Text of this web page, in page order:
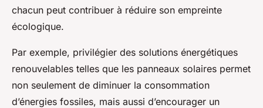
chacun peut contribuer à réduire son empreinte
écologique.
Par exemple, privilégier des solutions énergétiques
renouvelables telles que les panneaux solaires permet
non seulement de diminuer la consommation
d’énergies fossiles, mais aussi d’encourager un